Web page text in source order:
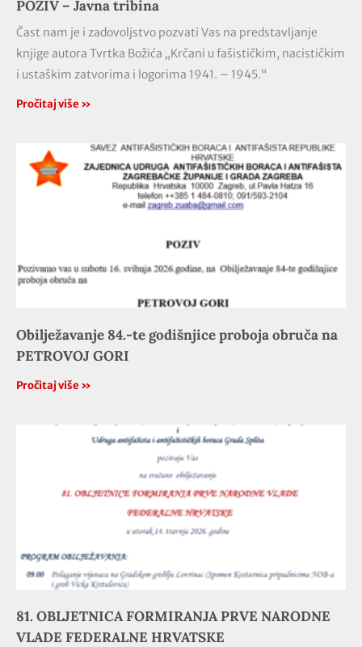
POZIV – Javna tribina
Čast nam je i zadovoljstvo pozvati Vas na predstavljanje
knjige autora Tvrtka Božića „Krčani u fašističkim, nacističkim
i ustaškim zatvorima i logorima 1941. – 1945.“
Pročitaj više »
Obilježavanje 84.-te godišnjice proboja obruča na
PETROVOJ GORI
Pročitaj više »
81. OBLJETNICA FORMIRANJA PRVE NARODNE
VLADE FEDERALNE HRVATSKE